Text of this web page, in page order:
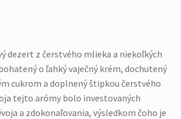
dezert z čerstvého mlieka a niekoľkých
o ľahký vaječný krém, dochutený
cukrom a doplnený štipkou čerstvého
tejto arómy bolo investovaných
a zdokonaľovania, výsledkom čoho je